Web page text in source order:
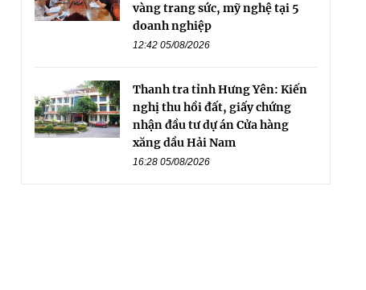
vàng trang sức, mỹ nghệ tại 5
doanh nghiệp
12:42 05/08/2026
Thanh tra tỉnh Hưng Yên: Kiến
nghị thu hồi đất, giấy chứng
nhận đầu tư dự án Cửa hàng
xăng dầu Hải Nam
16:28 05/08/2026